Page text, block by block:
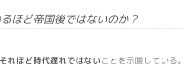
ほど帝国後ではないのか？
れほど時代遅れではないことを示唆している。